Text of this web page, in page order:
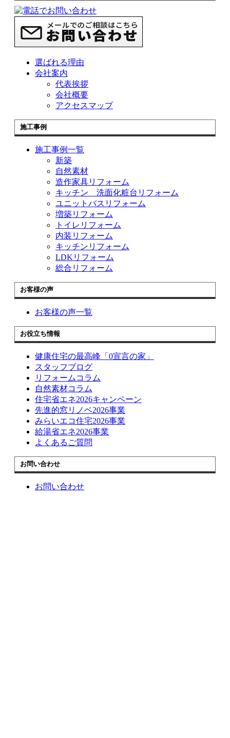
選ばれる理由
会社案内
代表挨拶
会社概要
アクセスマップ
施工事例
施工事例一覧
新築
自然素材
造作家具リフォーム
キッチン 洗面化粧台リフォーム
ユニットバスリフォーム
増築リフォーム
トイレリフォーム
内装リフォーム
キッチンリフォーム
LDKリフォーム
総合リフォーム
お客様の声
お客様の声一覧
お役立ち情報
健康住宅の最高峰「0宣言の家」
スタッフブログ
リフォームコラム
自然素材コラム
住宅省エネ2026キャンペーン
先進的窓リノベ2026事業
みらいエコ住宅2026事業
給湯省エネ2026事業
よくあるご質問
お問い合わせ
お問い合わせ